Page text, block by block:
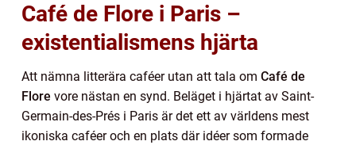
Café de Flore i Paris –
existentialismens hjärta
Att nämna litterära caféer utan att tala om Café de
Flore vore nästan en synd. Beläget i hjärtat av Saint-
Germain-des-Prés i Paris är det ett av världens mest
ikoniska caféer och en plats där idéer som formade